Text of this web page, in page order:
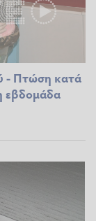
- Πτώση κατά
εβδομάδα